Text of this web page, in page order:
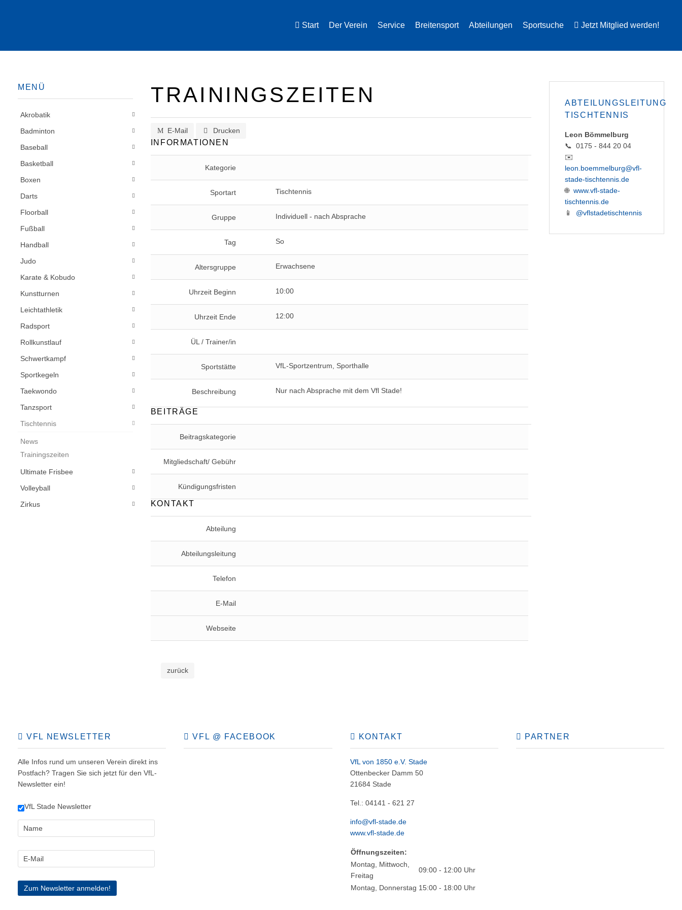
Start Der Verein Service Breitensport Abteilungen Sportsuche Jetzt Mitglied werden!
TRAININGSZEITEN
E-Mail Drucken
INFORMATIONEN
Kategorie
Sportart Tischtennis
Gruppe Individuell - nach Absprache
Tag So
Altersgruppe Erwachsene
Uhrzeit Beginn 10:00
Uhrzeit Ende 12:00
ÜL / Trainer/in
Sportstätte VfL-Sportzentrum, Sporthalle
Beschreibung Nur nach Absprache mit dem Vfl Stade!
BEITRÄGE
Beitragskategorie
Mitgliedschaft/ Gebühr
Kündigungsfristen
KONTAKT
Abteilung
Abteilungsleitung
Telefon
E-Mail
Webseite
zurück
MENÜ
Akrobatik
Badminton
Baseball
Basketball
Boxen
Darts
Floorball
Fußball
Handball
Judo
Karate & Kobudo
Kunstturnen
Leichtathletik
Radsport
Rollkunstlauf
Schwertkampf
Sportkegeln
Taekwondo
Tanzsport
Tischtennis
News
Trainingszeiten
Ultimate Frisbee
Volleyball
Zirkus
ABTEILUNGSLEITUNG
TISCHTENNIS
Leon Bömmelburg
📞 0175 - 844 20 04
✉️
leon.boemmelburg@vfl-
stade-tischtennis.de
🌐www.vfl-stade-
tischtennis.de
📱 @vflstadetischtennis
VFL NEWSLETTER
Alle Infos rund um unseren Verein direkt ins
Postfach? Tragen Sie sich jetzt für den VfL-
Newsletter ein!
VfL Stade Newsletter
VFL @ FACEBOOK KONTAKT
VfL von 1850 e.V. Stade
Ottenbecker Damm 50
21684 Stade
Tel.: 04141 - 621 27
info@vfl-stade.de
www.vfl-stade.de
Öffnungszeiten:
Montag, Mittwoch,
Freitag
09:00 - 12:00 Uhr
Montag, Donnerstag 15:00 - 18:00 Uhr
PARTNER